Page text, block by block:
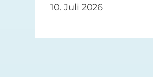
10. Juli 2026